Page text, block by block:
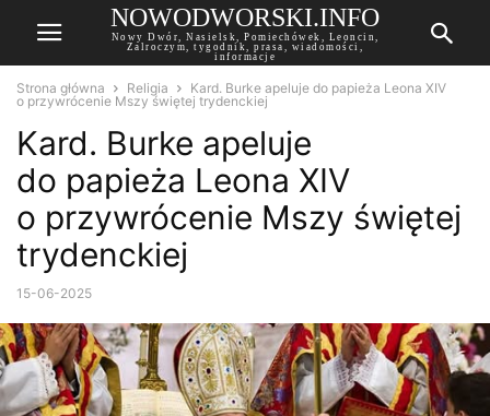
NOWODWORSKI.INFO
Nowy Dwór, Nasielsk, Pomiechówek, Leoncin,
Zalroczym, tygodnik, prasa, wiadomości,
informacje
Strona główna Religia
Kard. Burke apeluje do papieża Leona XIV
o przywrócenie Mszy świętej trydenckiej
Kard. Burke apeluje
do papieża Leona XIV
o przywrócenie Mszy świętej
trydenckiej
15-06-2025